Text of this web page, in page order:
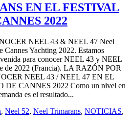
EN EL FESTIVAL
2022
NEEL 43 & NEEL 47 Neel
Cannes Yachting 2022. Estamos
para conocer NEEL 43 y NEEL
de 2022 (Francia). LA RAZÓN POR
NEEL 43 / NEEL 47 EN EL
CANNES 2022 Como un nivel en
es el resultado...
, Neel 52, Neel Trimarans, NOTICIAS,